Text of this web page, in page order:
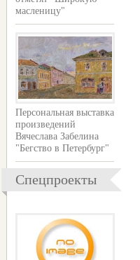
масленицу"
Персональная выставка
произведений
Вячеслава Забелина
"Бегство в Петербург"
Спецпроекты